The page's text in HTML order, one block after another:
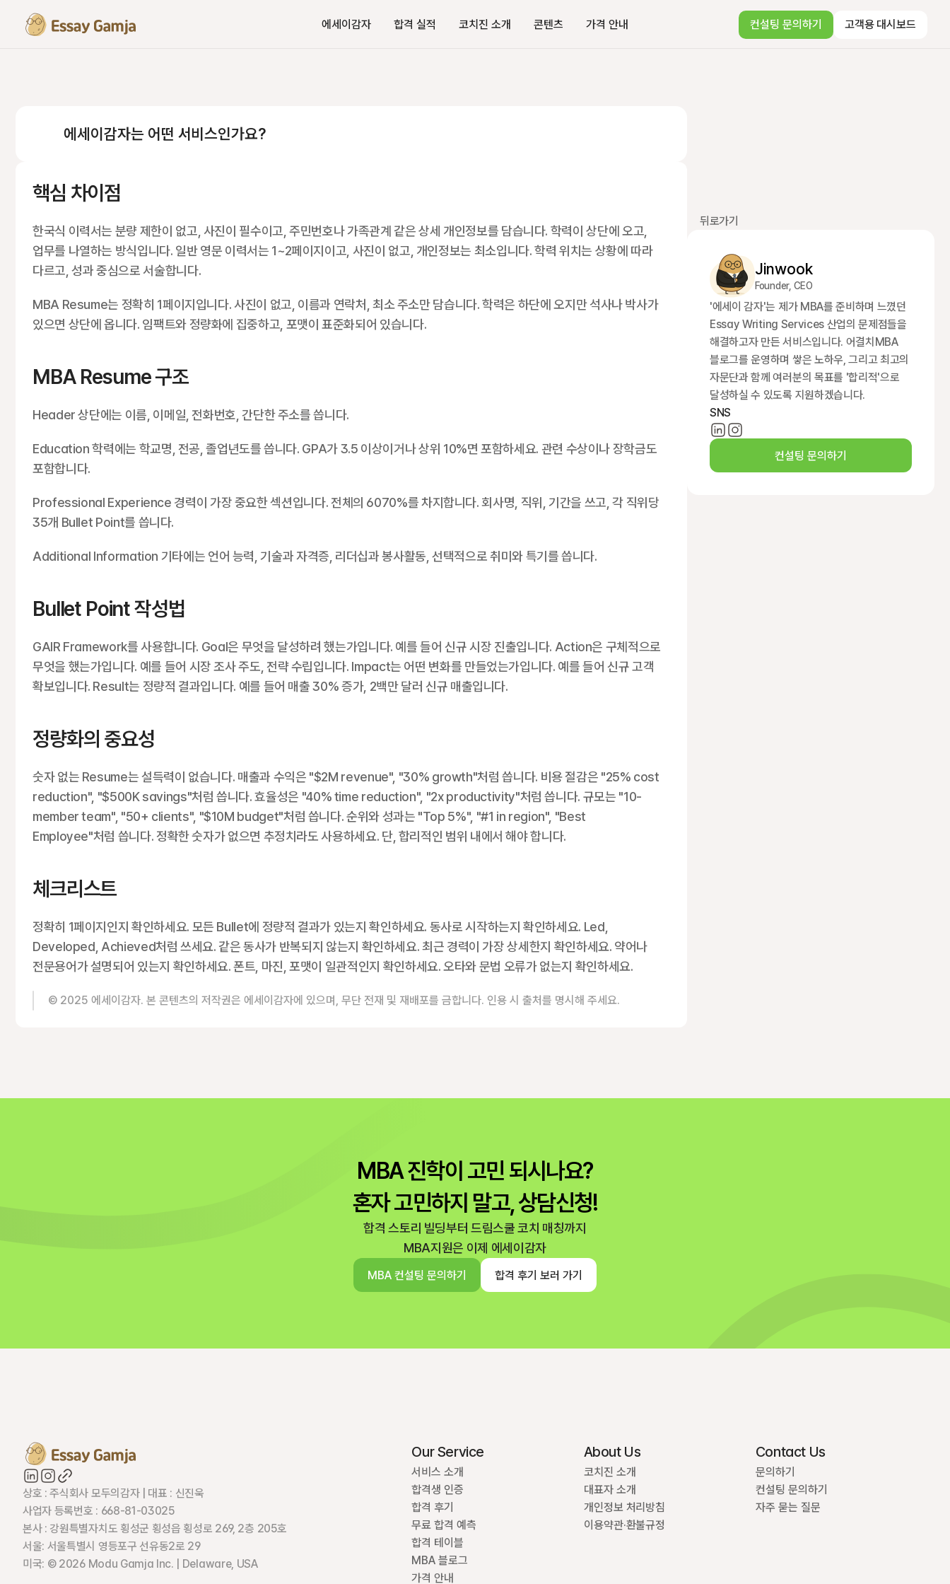
에세이감자 합격 실적 코치진 소개 콘텐츠 가격 안내 컨설팅 문의하기 고객용 대시보드
에세이감자는 어떤 서비스인가요?
핵심 차이점
한국식 이력서는 분량 제한이 없고, 사진이 필수이고, 주민번호나 가족관계 같은 상세 개인정보를 담습니다. 학력이 상단에 오고,
업무를 나열하는 방식입니다. 일반 영문 이력서는 1~2페이지이고, 사진이 없고, 개인정보는 최소입니다. 학력 위치는 상황에 따라
다르고, 성과 중심으로 서술합니다.
MBA Resume는 정확히 1페이지입니다. 사진이 없고, 이름과 연락처, 최소 주소만 담습니다. 학력은 하단에 오지만 석사나 박사가
있으면 상단에 옵니다. 임팩트와 정량화에 집중하고, 포맷이 표준화되어 있습니다.
MBA Resume 구조
Header 상단에는 이름, 이메일, 전화번호, 간단한 주소를 씁니다.
Education 학력에는 학교명, 전공, 졸업년도를 씁니다. GPA가 3.5 이상이거나 상위 10%면 포함하세요. 관련 수상이나 장학금도
포함합니다.
Professional Experience 경력이 가장 중요한 섹션입니다. 전체의 6070%를 차지합니다. 회사명, 직위, 기간을 쓰고, 각 직위당
35개 Bullet Point를 씁니다.
Additional Information 기타에는 언어 능력, 기술과 자격증, 리더십과 봉사활동, 선택적으로 취미와 특기를 씁니다.
Bullet Point 작성법
GAIR Framework를 사용합니다. Goal은 무엇을 달성하려 했는가입니다. 예를 들어 신규 시장 진출입니다. Action은 구체적으로
무엇을 했는가입니다. 예를 들어 시장 조사 주도, 전략 수립입니다. Impact는 어떤 변화를 만들었는가입니다. 예를 들어 신규 고객
확보입니다. Result는 정량적 결과입니다. 예를 들어 매출 30% 증가, 2백만 달러 신규 매출입니다.
정량화의 중요성
숫자 없는 Resume는 설득력이 없습니다. 매출과 수익은 "$2M revenue", "30% growth"처럼 씁니다. 비용 절감은 "25% cost
reduction", "$500K savings"처럼 씁니다. 효율성은 "40% time reduction", "2x productivity"처럼 씁니다. 규모는 "10-
member team", "50+ clients", "$10M budget"처럼 씁니다. 순위와 성과는 "Top 5%", "#1 in region", "Best
Employee"처럼 씁니다. 정확한 숫자가 없으면 추정치라도 사용하세요. 단, 합리적인 범위 내에서 해야 합니다.
체크리스트
정확히 1페이지인지 확인하세요. 모든 Bullet에 정량적 결과가 있는지 확인하세요. 동사로 시작하는지 확인하세요. Led,
Developed, Achieved처럼 쓰세요. 같은 동사가 반복되지 않는지 확인하세요. 최근 경력이 가장 상세한지 확인하세요. 약어나
전문용어가 설명되어 있는지 확인하세요. 폰트, 마진, 포맷이 일관적인지 확인하세요. 오타와 문법 오류가 없는지 확인하세요.
© 2025 에세이감자. 본 콘텐츠의 저작권은 에세이감자에 있으며, 무단 전재 및 재배포를 금합니다. 인용 시 출처를 명시해 주세요.
뒤로가기
Jinwook
Founder, CEO
'에세이 감자'는 제가 MBA를 준비하며 느꼈던
Essay Writing Services 산업의 문제점들을
해결하고자 만든 서비스입니다. 어결치MBA
블로그를 운영하며 쌓은 노하우, 그리고 최고의
자문단과 함께 여러분의 목표를 '합리적'으로
달성하실 수 있도록 지원하겠습니다.
SNS
컨설팅 문의하기
MBA 진학이 고민 되시나요?
혼자 고민하지 말고, 상담신청!
합격 스토리 빌딩부터 드림스쿨 코치 매칭까지
MBA지원은 이제 에세이감자
MBA 컨설팅 문의하기 합격 후기 보러 가기
상호 : 주식회사 모두의감자 | 대표 : 신진욱
사업자 등록번호 : 668-81-03025
본사 : 강원특별자치도 횡성군 횡성읍 횡성로 269, 2층 205호
서울: 서울특별시 영등포구 선유동2로 29
미국: © 2026 Modu Gamja Inc. | Delaware, USA
Our Service
서비스 소개
합격생 인증
합격 후기
무료 합격 예측
합격 테이블
MBA 블로그
가격 안내
About Us
코치진 소개
대표자 소개
개인정보 처리방침
이용약관·환불규정
Contact Us
문의하기
컨설팅 문의하기
자주 묻는 질문